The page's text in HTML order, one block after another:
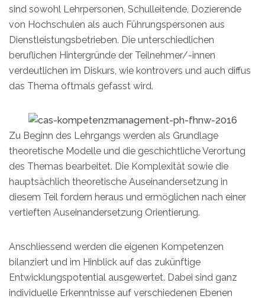
sind sowohl Lehrpersonen, Schulleitende, Dozierende
von Hochschulen als auch Führungspersonen aus
Dienstleistungsbetrieben. Die unterschiedlichen
beruflichen Hintergründe der Teilnehmer/-innen
verdeutlichen im Diskurs, wie kontrovers und auch diffus
das Thema oftmals gefasst wird.
Zu Beginn des Lehrgangs werden als Grundlage
theoretische Modelle und die geschichtliche Verortung
des Themas bearbeitet. Die Komplexität sowie die
hauptsächlich theoretische Auseinandersetzung in
diesem Teil fordern heraus und ermöglichen nach einer
vertieften Auseinandersetzung Orientierung.
Anschliessend werden die eigenen Kompetenzen
bilanziert und im Hinblick auf das zukünftige
Entwicklungspotential ausgewertet. Dabei sind ganz
individuelle Erkenntnisse auf verschiedenen Ebenen